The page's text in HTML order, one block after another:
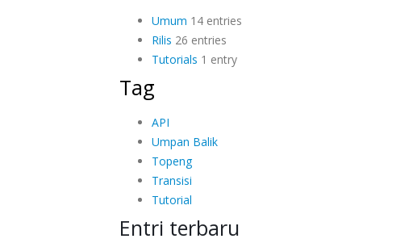
Umum 14 entries
Rilis 26 entries
Tutorials 1 entry
Tag
API
Umpan Balik
Topeng
Transisi
Tutorial
Entri terbaru